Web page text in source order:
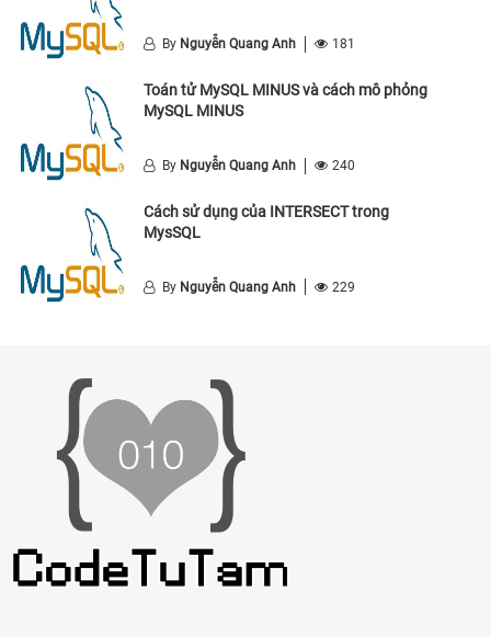
By Nguyễn Quang Anh 181
Toán tử MySQL MINUS và cách mô phỏng
MySQL MINUS
By Nguyễn Quang Anh 240
Cách sử dụng của INTERSECT trong
MysSQL
By Nguyễn Quang Anh 229